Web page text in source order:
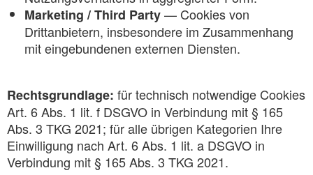
Marketing / Third Party— Cookies von
Drittanbietern, insbesondere im Zusammenhang
mit eingebundenen externen Diensten.
Rechtsgrundlage: für technisch notwendige Cookies
Art. 6 Abs. 1 lit. f DSGVO in Verbindung mit § 165
Abs. 3 TKG 2021; für alle übrigen Kategorien Ihre
Einwilligung nach Art. 6 Abs. 1 lit. a DSGVO in
Verbindung mit § 165 Abs. 3 TKG 2021.